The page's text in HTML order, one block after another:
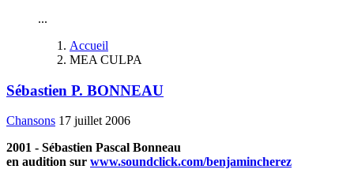
...
Accueil
MEA CULPA
Sébastien P. BONNEAU
Chansons 17 juillet 2006
2001 - Sébastien Pascal Bonneau
en audition sur www.soundclick.com/benjamincherez